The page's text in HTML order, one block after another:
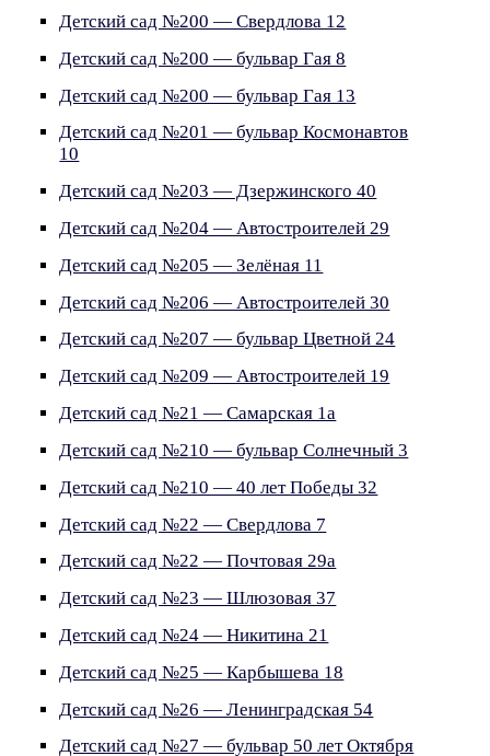
Детский сад №200 — Свердлова 12
Детский сад №200 — бульвар Гая 8
Детский сад №200 — бульвар Гая 13
Детский сад №201 — бульвар Космонавтов
10
Детский сад №203 — Дзержинского 40
Детский сад №204 — Автостроителей 29
Детский сад №205 — Зелёная 11
Детский сад №206 — Автостроителей 30
Детский сад №207 — бульвар Цветной 24
Детский сад №209 — Автостроителей 19
Детский сад №21 — Самарская 1а
Детский сад №210 — бульвар Солнечный 3
Детский сад №210 — 40 лет Победы 32
Детский сад №22 — Свердлова 7
Детский сад №22 — Почтовая 29а
Детский сад №23 — Шлюзовая 37
Детский сад №24 — Никитина 21
Детский сад №25 — Карбышева 18
Детский сад №26 — Ленинградская 54
Детский сад №27 — бульвар 50 лет Октября